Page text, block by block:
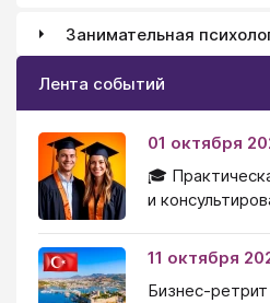
Занимательная
Лента событий
01 октября
🎓
и
11 октября
Бизнес-